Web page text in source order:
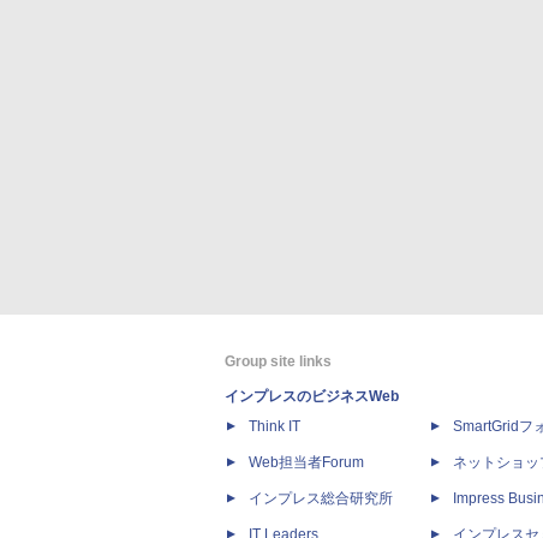
Group site links
インプレスのビジネスWeb
Think IT
Web担当者Forum
インプレス総合研究所
IT Leaders
SmartGridフ
ネットショ
Impress
インプレスセ